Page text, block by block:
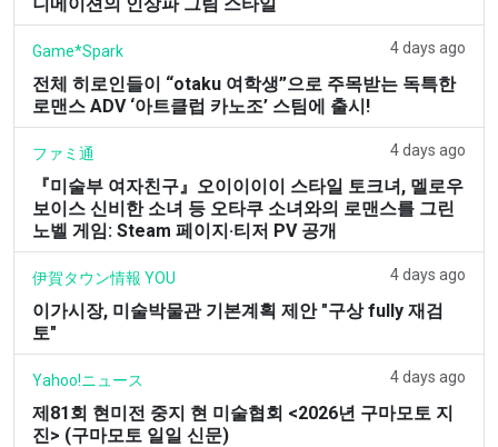
Game*Spark 4 days ago
전체 히로인들이 “otaku 여학생”으로 주목받는 독특한
로맨스 ADV ‘아트클럽 카노조’ 스팀에 출시!
ファミ通 4 days ago
『미술부 여자친구』오이이이이 스타일 토크녀, 멜로우
보이스 신비한 소녀 등 오타쿠 소녀와의 로맨스를 그린
노벨 게임: Steam 페이지·티저 PV 공개
伊賀タウン情報 YOU 4 days ago
이가시장, 미술박물관 기본계획 제안 "구상 fully 재검
토"
Yahoo!ニュース 4 days ago
제81회 현미전 중지 현 미술협회 <2026년 구마모토 지
진> (구마모토 일일 신문)